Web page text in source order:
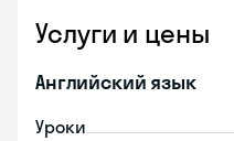
Услуги и цены
Английский язык
Уроки